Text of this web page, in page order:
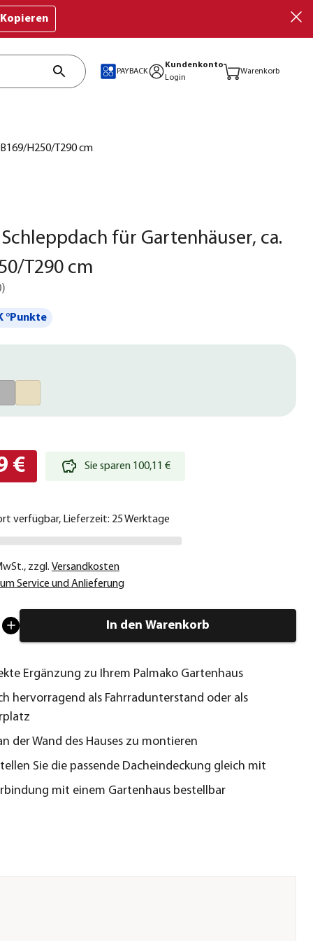
Kopieren
PAYBACK
Kundenkonto
Login
Warenkorb
H250/T290 cm
für Gartenhäuser, ca.
T290 cm
)
°Punkte
€ Sie sparen 100,11 €
verfügbar, Lieferzeit: 25 Werktage
, zzgl. Versandkosten
Service und Anlieferung
In den Warenkorb
Ergänzung zu Ihrem Palmako Gartenhaus
hervorragend als Fahrradunterstand oder als
der Wand des Hauses zu montieren
Sie die passende Dacheindeckung gleich mit
mit einem Gartenhaus bestellbar